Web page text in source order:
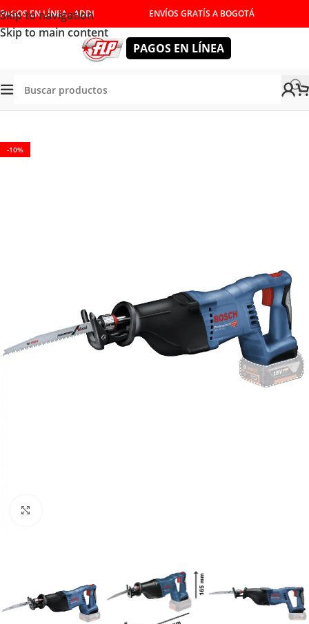
Skip to navigation
Skip to main content
PAGOS EN LÍNEA - ADDI ENVÍOS GRATÍS A BOGOTÁ
PAGOS EN LÍNEA
Tienda/HERRAMIENTAS INALÁMBRICAS SABLE
-10%